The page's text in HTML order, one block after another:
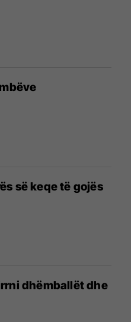
së keqe të gojës
dhëmballët dhe